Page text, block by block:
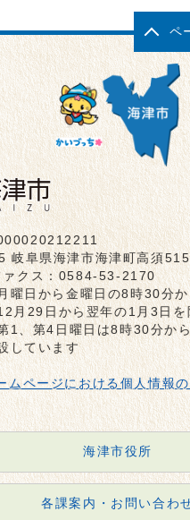
ペ
岐阜県海津市海津町高須
ァクス：0584-53-2170
曜日から金曜日の8時30分
月29日から翌年の1月3日を
1、第4日曜日は8時30分か
しています
ムページにおける個人情報
海津市役所
各課案内・お問い合わ